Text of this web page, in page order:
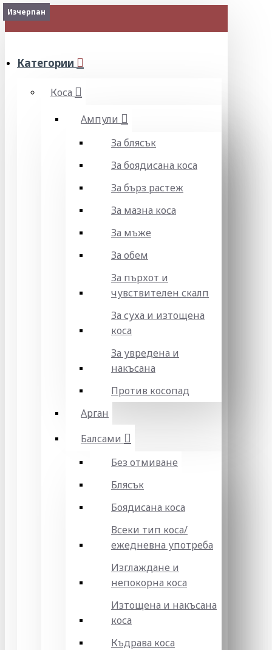
МЕНЮ
Категории
Коса
Ампули
За блясък
За боядисана коса
За бърз растеж
За мазна коса
За мъже
За обем
За пърхот и
чувствителен скалп
За суха и изтощена
коса
За увредена и
накъсана
Против косопад
Арган
Балсами
Без отмиване
Блясък
Боядисана коса
Всеки тип коса/
ежедневна употреба
Изглаждане и
непокорна коса
Изтощена и накъсана
коса
Къдрава коса
Изчерпан